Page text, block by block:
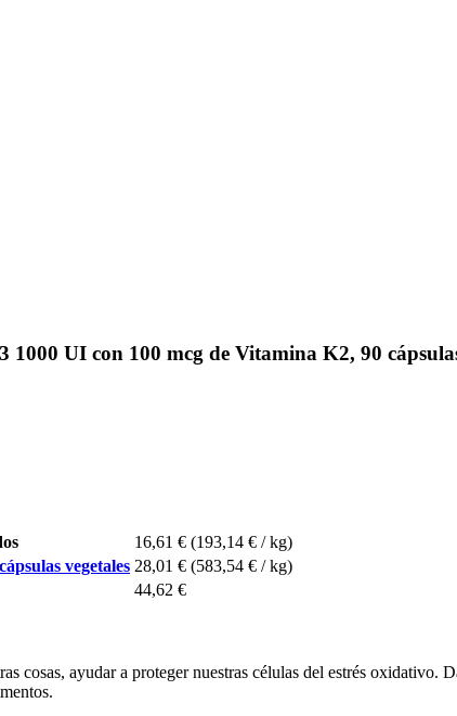
UI con 100 mcg de Vitamina K2, 90
16,61 € (193,14 € / kg)
vegetales 28,01 € (583,54 € / kg)
44,62 €
cosas, ayudar a proteger nuestras células del estrés oxidativo.